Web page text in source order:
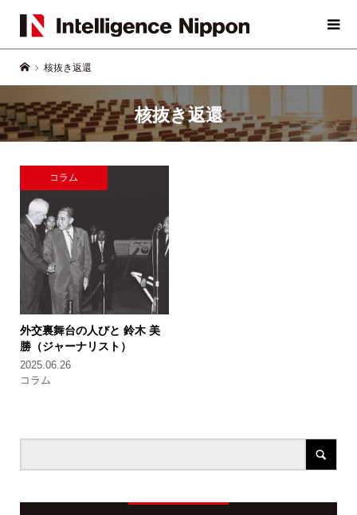
核抜き返還
核抜き返還
コラム
外交裏舞台の人びと 鈴木 美
勝（ジャーナリスト）
2025.06.26
コラム